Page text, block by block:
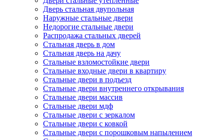
Дверь стальная двупольная
Наружные стальные двери
Недорогие стальные двери
Распродажа стальных дверей
Стальная дверь в дом
Стальная дверь на дачу
Стальные взломостойкие двери
Стальные входные двери в квартиру
Стальные двери в подъезд
Стальные двери внутреннего открывания
Стальные двери массив
Стальные двери мдф
Стальные двери с зеркалом
Стальные двери с ковкой
Стальные двери с порошковым напылением